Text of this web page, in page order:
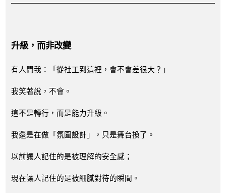
升級，而非改變
有人問我：「從社工到這裡，會不會差很大？」
我笑著說，不會。
這不是轉行，而是能力升級。
我還是在做「氛圍設計」，只是舞台換了。
以前讓人記住的是被理解的安全感；
現在讓人記住的是被細膩對待的瞬間。